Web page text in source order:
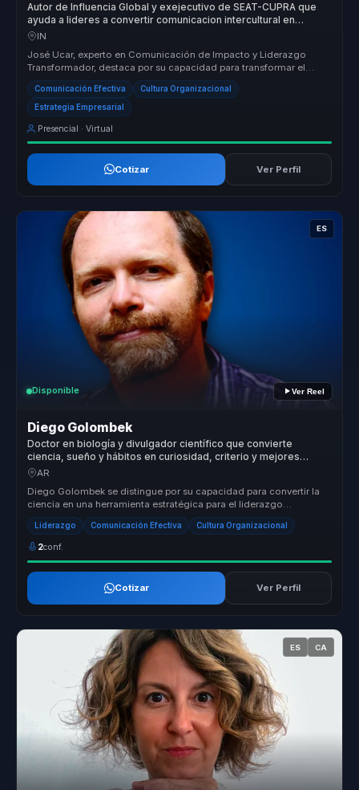
Autor de Influencia Global y exejecutivo de SEAT-CUPRA que
ayuda a lideres a convertir comunicacion intercultural en
influencia, servicio y ventas.
IN
José Ucar, experto en Comunicación de Impacto y Liderazgo
Transformador, destaca por su capacidad para transformar el
servicio al cliente...
Comunicación Efectiva Cultura Organizacional
Estrategia Empresarial
Presencial · Virtual
Cotizar Ver Perfil
ES
Disponible Ver Reel
Diego Golombek
Doctor en biología y divulgador científico que convierte
ciencia, sueño y hábitos en curiosidad, criterio y mejores
decisiones para líderes y equipos.
AR
Diego Golombek se distingue por su capacidad para convertir la
ciencia en una herramienta estratégica para el liderazgo
organizacional. O...
Liderazgo Comunicación Efectiva Cultura Organizacional
2conf.
Cotizar Ver Perfil
ES CA